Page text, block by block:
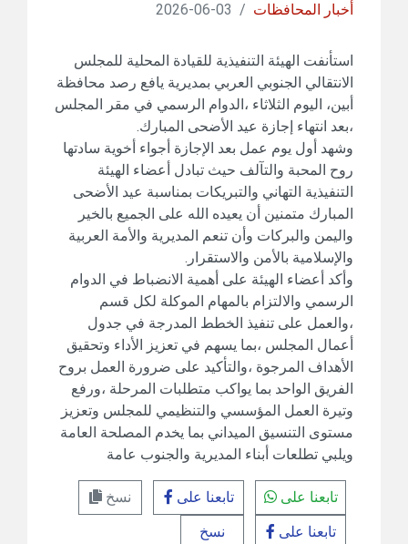
أخبار المحافظات /
03-06-2026
استأنفت الهيئة التنفيذية للقيادة المحلية للمجلس
الانتقالي الجنوبي العربي بمديرية يافع رصد محافظة
أبين، اليوم الثلاثاء ،الدوام الرسمي في مقر المجلس
،بعد انتهاء إجازة عيد الأضحى المبارك.
وشهد أول يوم عمل بعد الإجازة أجواء أخوية سادتها
روح المحبة والتآلف حيث تبادل أعضاء الهيئة
التنفيذية التهاني والتبريكات بمناسبة عيد الأضحى
المبارك متمنين أن يعيده الله على الجميع بالخير
واليمن والبركات وأن تنعم المديرية والأمة العربية
والإسلامية بالأمن والاستقرار.
وأكد أعضاء الهيئة على أهمية الانضباط في الدوام
الرسمي والالتزام بالمهام الموكلة لكل قسم
،والعمل على تنفيذ الخطط المدرجة في جدول
أعمال المجلس ،بما يسهم في تعزيز الأداء وتحقيق
الأهداف المرجوة ،والتأكيد على ضرورة العمل بروح
الفريق الواحد بما يواكب متطلبات المرحلة ،ورفع
وتيرة العمل المؤسسي والتنظيمي للمجلس وتعزيز
مستوى التنسيق الميداني بما يخدم المصلحة العامة
ويلبي تطلعات أبناء المديرية والجنوب عامة
تابعنا على تابعنا على
نسخ
تابعنا على
نسخ